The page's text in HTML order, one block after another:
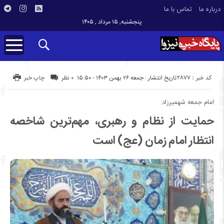
درباره ما تماس با ما
پنجشنبه, ۱۵ مرداد , ۱۴۰۵
تاریخ انتشار : جمعه ۲۶ بهمن ۱۴۰۳ - ۱۵:۵۰ کد خبر : 2877 چاپ خبر ۰ نظر
امام جمعه شهمیرزاد:
حمایت از نظام و رهبری، مهم‌ترین شاخصه
انتظار امام زمان (عج) است